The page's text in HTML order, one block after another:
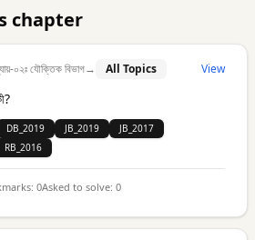
chapter
০২ঃ যৌক্তিক বিভাগ→ All Topics View
DB_2019 JB_2019
JB_2017
RB_2016
0Asked to solve: 0